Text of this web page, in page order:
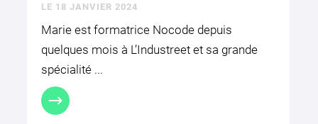
LE 18 JANVIER 2024
Marie est formatrice Nocode depuis
quelques mois à L’Industreet et sa grande
spécialité ...